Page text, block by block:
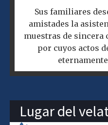
Sus familiares
amistades la
muestras de sincera
por cuyos actos
Lugar del